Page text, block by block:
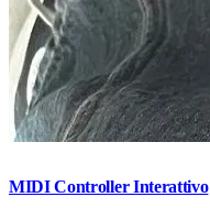
MIDI Controller Interattivo